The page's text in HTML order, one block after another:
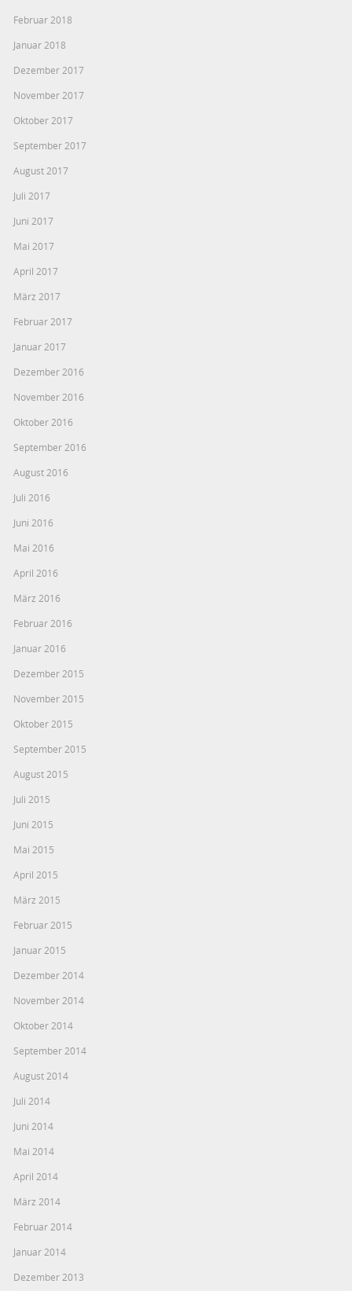
Februar 2018
Januar 2018
Dezember 2017
November 2017
Oktober 2017
September 2017
August 2017
Juli 2017
Juni 2017
Mai 2017
April 2017
März 2017
Februar 2017
Januar 2017
Dezember 2016
November 2016
Oktober 2016
September 2016
August 2016
Juli 2016
Juni 2016
Mai 2016
April 2016
März 2016
Februar 2016
Januar 2016
Dezember 2015
November 2015
Oktober 2015
September 2015
August 2015
Juli 2015
Juni 2015
Mai 2015
April 2015
März 2015
Februar 2015
Januar 2015
Dezember 2014
November 2014
Oktober 2014
September 2014
August 2014
Juli 2014
Juni 2014
Mai 2014
April 2014
März 2014
Februar 2014
Januar 2014
Dezember 2013